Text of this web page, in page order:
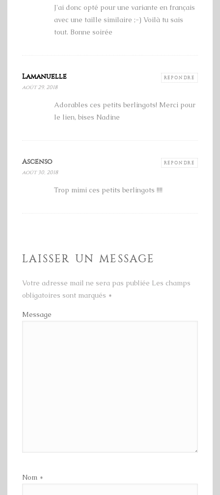
J'ai donc opté pour une variante en français
avec une taille similaire ;-) Voilà tu sais
tout. Bonne soirée
Lamanuelle RÉPONDRE
août 29, 2018
Adorables ces petits berlingots! Merci pour
le lien, bises Nadine
Ascenso RÉPONDRE
août 30, 2018
Trop mimi ces petits berlingots !!!!
LAISSER UN MESSAGE
Votre adresse mail ne sera pas publiée Les champs
obligatoires sont marqués *
Message
Nom *